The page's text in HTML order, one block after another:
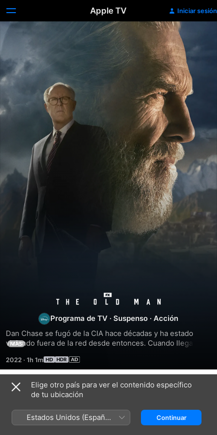
Apple TV Iniciar sesión
The
Old
Man
Programa de TV ·Suspenso ·Acción
Dan Chase se fugó de la CIA hace décadas y ha estado
viviendo fuera de la red desde entonces. Cuando llega un
de que para asegurar su futuro ahora debe reconciliar su
pasado.
MÁS
2022 · 1h 1m
Temporada 1
Elige otro país para ver el contenido específico
de tu ubicación
Estados Unidos (Español
México)
Continuar